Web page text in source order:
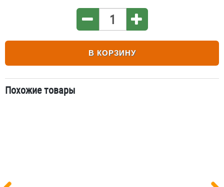
В КОРЗИНУ
Похожие товары